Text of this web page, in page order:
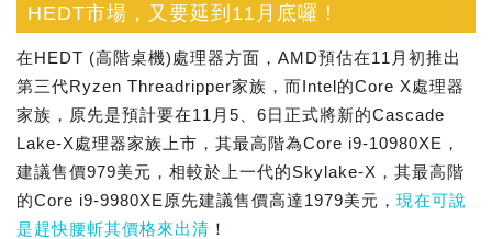
HEDT市場，又要延到11月底囉！
在HEDT (高階桌機)處理器方面，AMD預估在11月初推出
第三代Ryzen Threadripper家族，而Intel的Core X處理器
家族，原先是預計要在11月5、6日正式將新的Cascade
Lake-X處理器家族上市，其最高階為Core i9-10980XE，
建議售價979美元，相較於上一代的Skylake-X，其最高階
的Core i9-9980XE原先建議售價高達1979美元， 現在可說
是趕快腰斬其價格來出清 ！